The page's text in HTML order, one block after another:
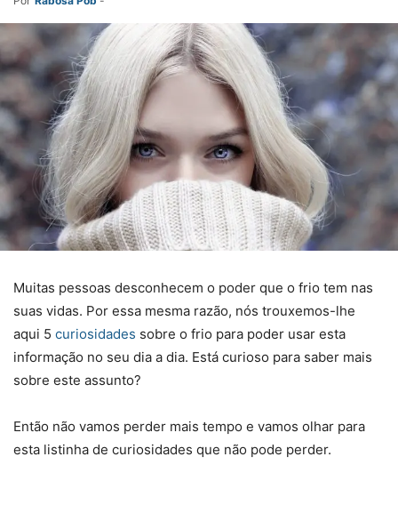
Muitas pessoas desconhecem o poder que o frio tem nas
suas vidas. Por essa mesma razão, nós trouxemos-lhe
aqui 5 curiosidades sobre o frio para poder usar esta
informação no seu dia a dia. Está curioso para saber mais
sobre este assunto?
Então não vamos perder mais tempo e vamos olhar para
esta listinha de curiosidades que não pode perder.